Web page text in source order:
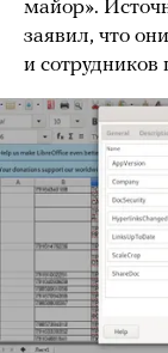
майор».
заявил, что
и